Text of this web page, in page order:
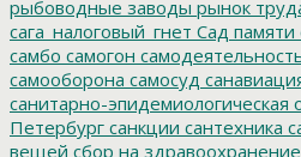
рыбоводные заводы рынок
сага_налоговый_гнет Сад памяти
самбо самогон
самооборона самосуд
санитарно-эпидемиологическая
Петербург санкции сантехника
вещей сбор на здравоохранение